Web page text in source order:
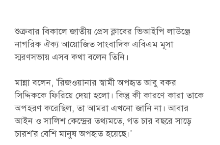
শুক্রবার বিকালে জাতীয় প্রেস ক্লাবের ভিআইপি লাউঞ্জে
নাগরিক ঐক্য আয়োজিত সাংবাদিক এবিএম মূসা
স্মরণসভায় এসব কথা বলেন তিনি।
মান্না বলেন, 'রিজওয়ানার স্বামী অপহৃত আবু বকর
সিদ্দিককে ফিরিয়ে দেয়া হলো। কিন্তু কী কারণে কারা তাকে
অপহরণ করেছিল, তা আমরা এখনো জানি না। আবার
আইন ও সালিশ কেন্দ্রের তথ্যমতে, গত চার বছরে সাড়ে
চারশ'র বেশি মানুষ অপহৃত হয়েছে।'